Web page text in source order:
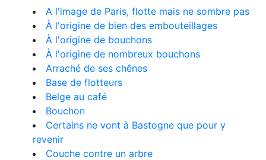
A l'image de Paris, flotte mais ne sombre pas
À l'origine de bien des embouteillages
À l'origine de bouchons
À l'origine de nombreux bouchons
Arraché de ses chênes
Base de flotteurs
Belge au café
Bouchon
Certains ne vont à Bastogne que pour y
revenir
Couche contre un arbre